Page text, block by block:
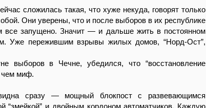
сложилась такая, что хуже некуда, говорят только
Они уверены, что и после выборов в их республике
все запущено. Значит — и дальше жить в постоянном
Уже пережившим взрывы жилых домов, “Норд-Ост”,
выборов в Чечне, убедился, что “восстановление
чем миф.
сразу — мощный блокпост с развевающимся
“змейкой” и двойным кордоном автоматчиков. Каждую